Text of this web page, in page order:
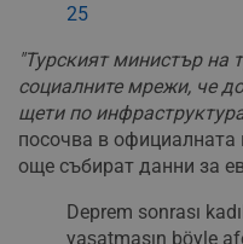
25
"Турският министър на
социалните мрежи, че
щети по
посочва в
още събират данни за
Deprem sonrası
yaşatmasın böyle